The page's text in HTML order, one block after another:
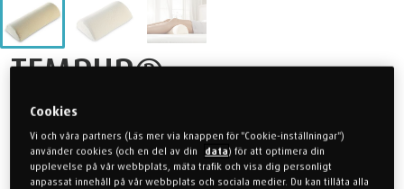
TEMPUR®
Universalkudde
35x20x10
Cookies
Vi och våra partners (Läs mer via knappen för "Cookie-inställningar")
använder cookies (och en del av din
data) för att optimera din
upplevelse på vår webbplats, mäta trafik och visa dig personligt
anpassat innehåll på vår webbplats och sociala medier. Du kan tillåta alla